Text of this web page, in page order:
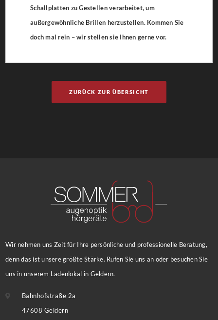
Schallplatten zu Gestellen verarbeitet, um
außergewöhnliche Brillen herzustellen. Kommen Sie
doch mal rein – wir stellen sie Ihnen gerne vor.
ZURÜCK ZUR ÜBERSICHT
Wir nehmen uns Zeit für Ihre persönliche und professionelle Beratung,
denn das ist unsere größte Stärke. Rufen Sie uns an oder besuchen Sie
uns in unserem Ladenlokal in Geldern.
Bahnhofstraße 2a
47608 Geldern